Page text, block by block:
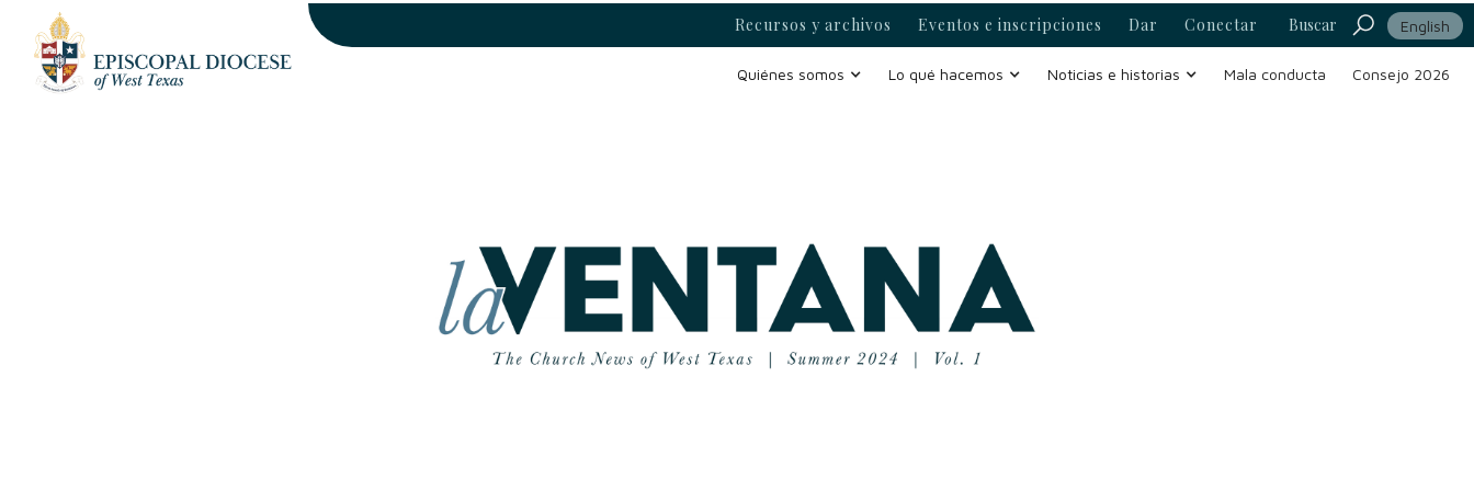
Recursos y archivos Eventos e inscripciones Dar Conectar Buscar English
Quiénes somos Lo qué hacemos Noticias e historias Mala conducta Consejo 2026